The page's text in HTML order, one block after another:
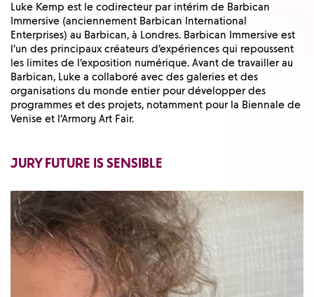
Luke Kemp est le codirecteur par intérim de Barbican
Immersive (anciennement Barbican International
Enterprises) au Barbican, à Londres. Barbican Immersive est
l’un des principaux créateurs d’expériences qui repoussent
les limites de l’exposition numérique. Avant de travailler au
Barbican, Luke a collaboré avec des galeries et des
organisations du monde entier pour développer des
programmes et des projets, notamment pour la Biennale de
Venise et l’Armory Art Fair.
JURY FUTURE IS SENSIBLE